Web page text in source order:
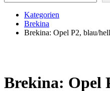
Kategorien
Brekina
Brekina: Opel P2, blau/
Brekina: Opel